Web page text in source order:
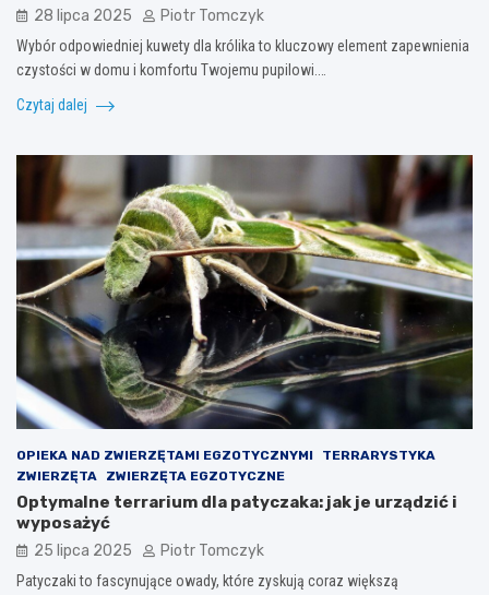
28 lipca 2025 Piotr Tomczyk
Wybór odpowiedniej kuwety dla królika to kluczowy element zapewnienia
czystości w domu i komfortu Twojemu pupilowi.…
Czytaj dalej
OPIEKA NAD ZWIERZĘTAMI EGZOTYCZNYMI
TERRARYSTYKA
ZWIERZĘTA
ZWIERZĘTA EGZOTYCZNE
Optymalne terrarium dla patyczaka: jak je urządzić i
wyposażyć
25 lipca 2025 Piotr Tomczyk
Patyczaki to fascynujące owady, które zyskują coraz większą